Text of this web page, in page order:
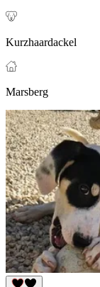
Kurzhaardackel
Marsberg